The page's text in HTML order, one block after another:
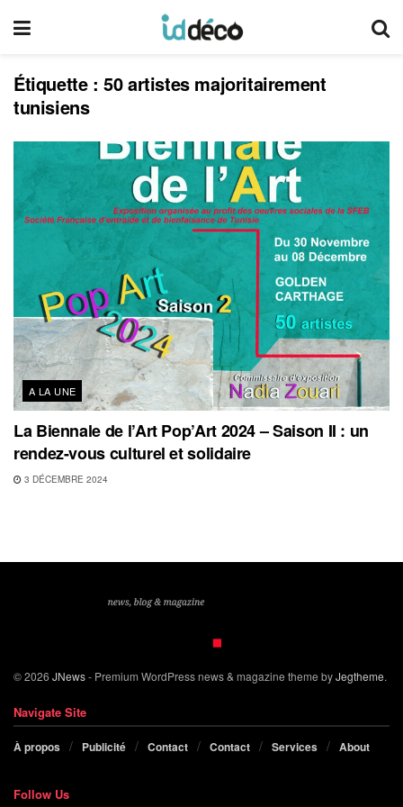
Étiquette :50 artistes majoritairement
tunisiens
A LA UNE
La Biennale de l’Art Pop’Art 2024 – Saison II : un
rendez-vous culturel et solidaire
3 DÉCEMBRE 2024
© 2026 JNews- Premium WordPress news & magazine theme byJegtheme.
Navigate Site
À propos Publicité Contact Contact Services About
Follow Us